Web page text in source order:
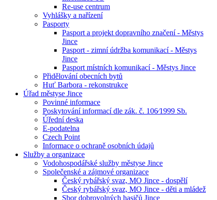
Re-use centrum
Vyhlášky a nařízení
Pasporty
Pasport a projekt dopravního značení - Městys
Jince
Pasport - zimní údržba komunikací - Městys
Jince
Pasport místních komunikací - Městys Jince
Přidělování obecních bytů
Huť Barbora - rekonstrukce
Úřad městyse Jince
Povinné informace
Poskytování informací dle zák. č. 106⁄1999 Sb.
Úřední deska
E-podatelna
Czech Point
Informace o ochraně osobních údajů
Služby a organizace
Vodohospodářské služby městyse Jince
Společenské a zájmové organizace
Český rybářský svaz, MO Jince - dospělí
Český rybářský svaz, MO Jince - děti a mládež
Sbor dobrovolných hasičů Jince